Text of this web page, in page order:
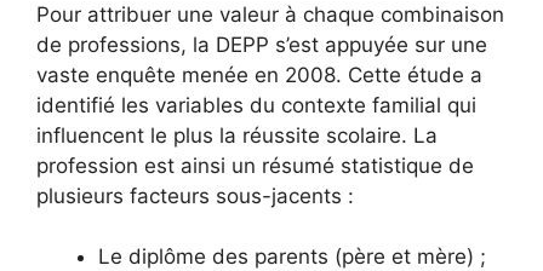
Pour attribuer une valeur à chaque combinaison
de professions, la DEPP s’est appuyée sur une
vaste enquête menée en 2008. Cette étude a
identifié les variables du contexte familial qui
influencent le plus la réussite scolaire. La
profession est ainsi un résumé statistique de
plusieurs facteurs sous-jacents :
Le diplôme des parents (père et mère) ;